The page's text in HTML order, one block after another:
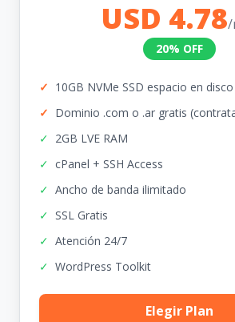
USD 4.78/
20% OFF
✓ 10GB NVMe SSD espacio en disco
✓ Dominio .com o .ar gratis
✓ 2GB LVE RAM
✓ cPanel + SSH Access
✓ Ancho de banda ilimitado
✓ SSL Gratis
✓ Atención 24/7
✓ WordPress Toolkit
Elegir Plan